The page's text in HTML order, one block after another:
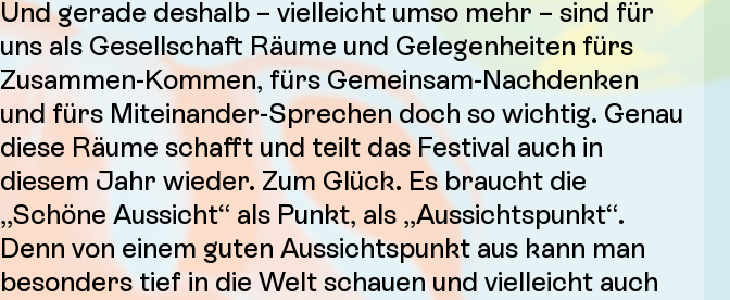
Und gerade deshalb – vielleicht umso mehr – sind für
uns als Gesellschaft Räume und Gelegenheiten fürs
Zusammen-Kommen, fürs Gemeinsam-Nachdenken
und fürs Miteinander-Sprechen doch so wichtig. Genau
diese Räume schafft und teilt das Festival auch in
diesem Jahr wieder. Zum Glück. Es braucht die
„Schöne Aussicht“ als Punkt, als „Aussichtspunkt“.
Denn von einem guten Aussichtspunkt aus kann man
besonders tief in die Welt schauen und vielleicht auch